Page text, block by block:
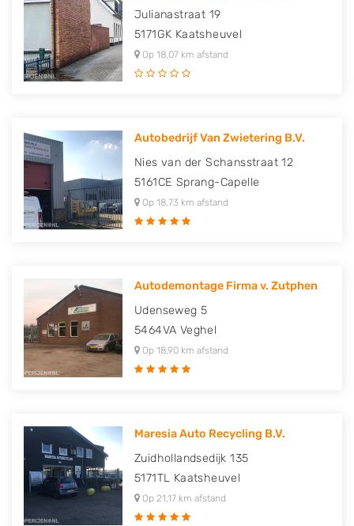
Julianastraat 19
5171GK Kaatsheuvel
Op 18,07 km afstand
Autobedrijf Van Zwietering B.V.
Nies van der Schansstraat 12
5161CE Sprang-Capelle
Op 18,73 km afstand
Autodemontage Firma v. Zutphen
Udenseweg 5
5464VA Veghel
Op 18,90 km afstand
Maresia Auto Recycling B.V.
Zuidhollandsedijk 135
5171TL Kaatsheuvel
Op 21,17 km afstand